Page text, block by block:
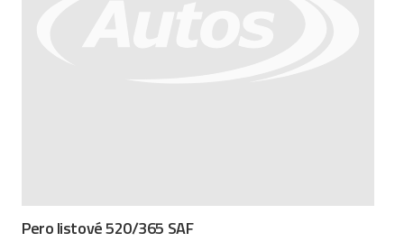
Pero listové 520/365 SAF